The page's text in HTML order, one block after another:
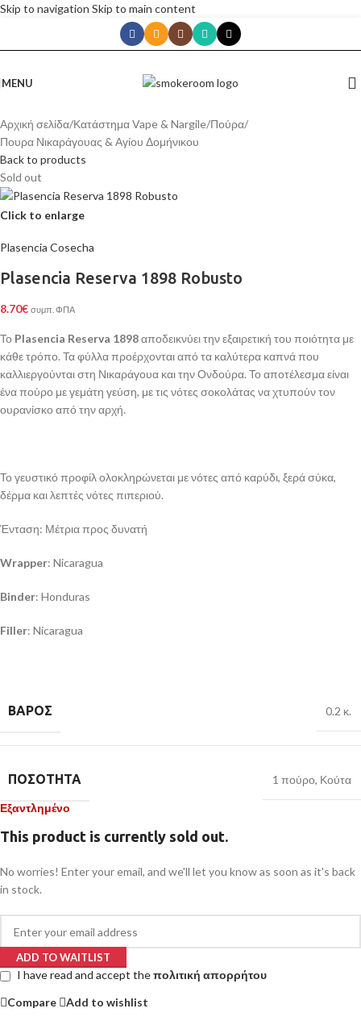
Skip to navigation Skip to main content
MENU
Αρχική σελίδα/Κατάστημα Vape & Nargile/Πούρα/
Πουρα Νικαράγουας & Αγίου Δομήνικου
Back to products
Sold out
Click to enlarge
Plasencia Cosecha
Plasencia Reserva 1898 Robusto
8.70€ συμπ. ΦΠΑ
Το Plasencia Reserva 1898αποδεικνύει την εξαιρετική του ποιότητα με
κάθε τρόπο. Τα φύλλα προέρχονται από τα καλύτερα καπνά που
καλλιεργούνται στη Νικαράγουα και την Ονδούρα. Το αποτέλεσμα είναι
ένα πούρο με γεμάτη γεύση, με τις νότες σοκολάτας να χτυπούν τον
ουρανίσκο από την αρχή.
Το γευστικό προφίλ ολοκληρώνεται με νότες από καρύδι, ξερά σύκα,
δέρμα και λεπτές νότες πιπεριού.
Ένταση: Μέτρια προς δυνατή
Wrapper: Nicaragua
Binder: Honduras
Filler: Nicaragua
ΒΆΡΟΣ 0.2 κ.
ΠΟΣΌΤΗΤΑ 1 πούρο, Κούτα
Εξαντλημένο
This product is currently sold out.
No worries! Enter your email, and we'll let you know as soon as it's back
in stock.
ADD TO WAITLIST
I have read and accept theπολιτική απορρήτου
Compare
Add to wishlist